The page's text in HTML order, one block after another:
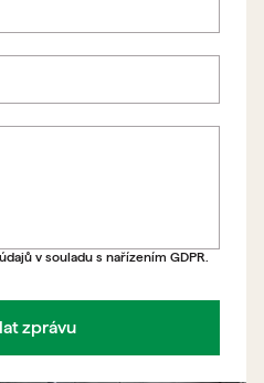
formulář
v souladu s nařízením GDPR.
zprávu